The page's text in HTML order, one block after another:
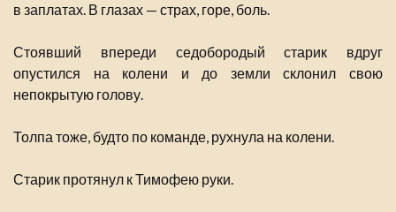
в заплатах. В глазах — страх, горе, боль.
Стоявший впереди седобородый старик вдруг
опустился на колени и до земли склонил свою
непокрытую голову.
Толпа тоже, будто по команде, рухнула на колени.
Старик протянул к Тимофею руки.